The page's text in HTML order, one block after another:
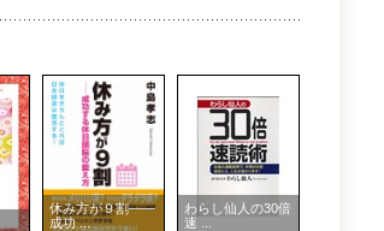
休み方が９割――
成功 ...
わらし仙人の30倍
速 ...